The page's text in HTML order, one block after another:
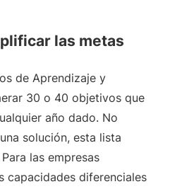
las metas
de Aprendizaje y
30 o 40 objetivos que
año dado. No
solución, esta lista
las empresas
capacidades diferenciales